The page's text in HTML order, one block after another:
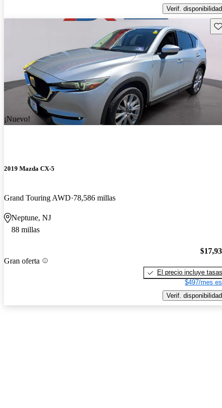
Verif. disponibilidad
¡Nuevo!
2019 Mazda CX-5
Grand Touring AWD 78,586 millas
Neptune, NJ
88 millas
Gran oferta
El precio incluye tasas
$497/mes
Verif. disponibilidad